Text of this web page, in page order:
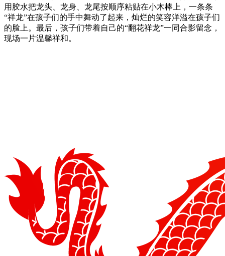
用胶水把龙头、龙身、龙尾按顺序粘贴在小木棒上，一条条
“祥龙”在孩子们的手中舞动了起来，灿烂的笑容洋溢在孩子们
的脸上。最后，孩子们带着自己的“翻花祥龙”一同合影留念，
现场一片温馨祥和。